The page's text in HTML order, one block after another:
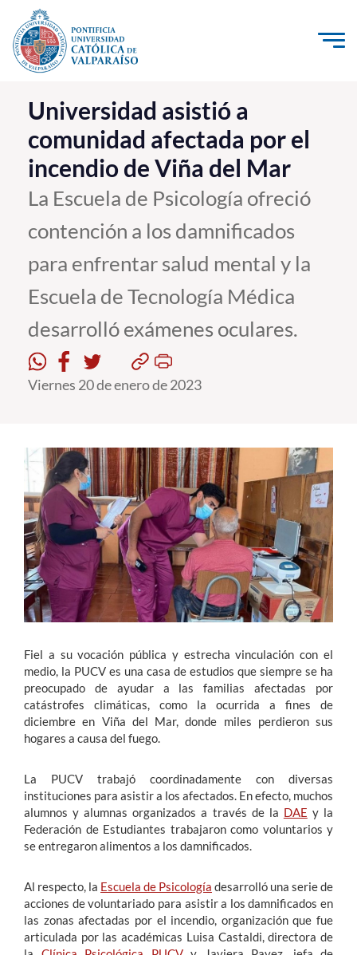
Click acá para ir directamente al contenido
La Universidad
Investigación, Creación e Innovación
PUCV Internacional
Vinculación con el Medio
Formación Continua
Funcionarios
Alumni
English
Universidad asistió a
comunidad afectada por el
incendio de Viña del Mar
La Escuela de Psicología ofreció
contención a los damnificados
para enfrentar salud mental y la
Escuela de Tecnología Médica
desarrolló exámenes oculares.
Viernes 20 de enero de 2023
Fiel a su vocación pública y estrecha vinculación con el
medio, la PUCV es una casa de estudios que siempre se ha
preocupado de ayudar a las familias afectadas por
catástrofes climáticas, como la ocurrida a fines de
diciembre en Viña del Mar, donde miles perdieron sus
hogares a causa del fuego.
La PUCV trabajó coordinadamente con diversas
instituciones para asistir a los afectados. En efecto, muchos
alumnos y alumnas organizados a través de la DAE y la
Federación de Estudiantes trabajaron como voluntarios y
se entregaron alimentos a los damnificados.
Al respecto, la Escuela de Psicología desarrolló una serie de
acciones de voluntariado para asistir a los damnificados en
las zonas afectadas por el incendio, organización que fue
articulada por las académicas Luisa Castaldi, directora de